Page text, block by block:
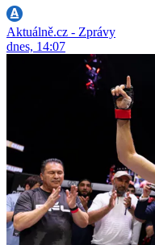
Aktuálně.cz - Zprávy
dnes, 14:07